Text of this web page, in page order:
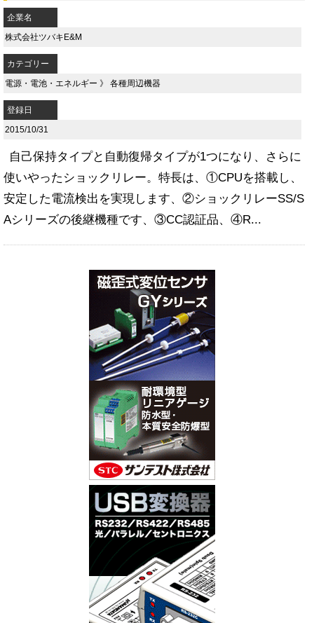
企業名
株式会社ツバキE&M
カテゴリー
電源・電池・エネルギー 》 各種周辺機器
登録日
2015/10/31
自己保持タイプと自動復帰タイプが1つになり、さらに
使いやったショックリレー。特長は、①CPUを搭載し、
安定した電流検出を実現します、②ショックリレーSS/S
Aシリーズの後継機種です、③CC認証品、④R...